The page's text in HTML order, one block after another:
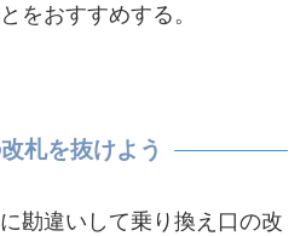
をおすすめする。
札を抜けよう
勘違いして乗り換え口の改